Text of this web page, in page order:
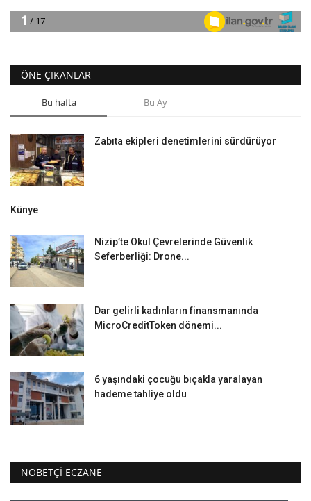
ÖNE ÇIKANLAR
Bu hafta Bu Ay
Zabıta ekipleri denetimlerini sürdürüyor
Künye
Nizip’te Okul Çevrelerinde Güvenlik
Seferberliği: Drone...
Dar gelirli kadınların finansmanında
MicroCreditToken dönemi...
6 yaşındaki çocuğu bıçakla yaralayan
hademe tahliye oldu
NÖBETÇI ECZANE